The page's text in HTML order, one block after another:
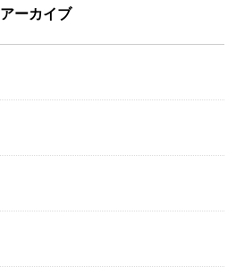
アーカイブ